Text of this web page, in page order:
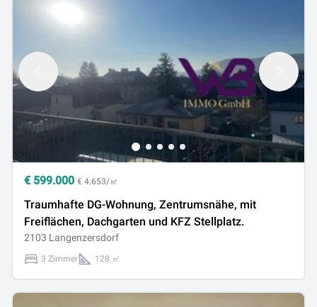
€ 599.000 € 4.653/㎡
Traumhafte DG-Wohnung, Zentrumsnähe, mit
Freiflächen, Dachgarten und KFZ Stellplatz.
2103 Langenzersdorf
3 Zimmer 128 ㎡